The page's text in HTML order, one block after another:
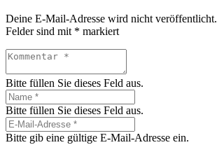
Deine E-Mail-Adresse wird nicht veröffentlicht.
Felder sind mit * markiert
Bitte füllen Sie dieses Feld aus.
Bitte füllen Sie dieses Feld aus.
Bitte gib eine gültige E-Mail-Adresse ein.